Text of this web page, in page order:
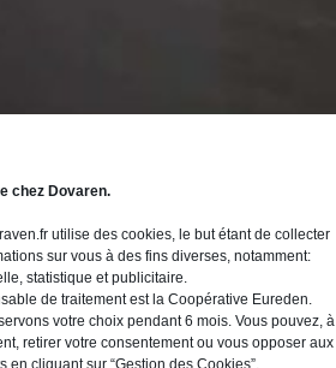
chez Dovaren.
utilise des cookies, le but étant de collecter
sur vous à des fins diverses, notamment:
statistique et publicitaire.
de traitement est la Coopérative Eureden.
votre choix pendant 6 mois. Vous pouvez, à
retirer votre consentement ou vous opposer aux
en cliquant sur “Gestion des Cookies”.